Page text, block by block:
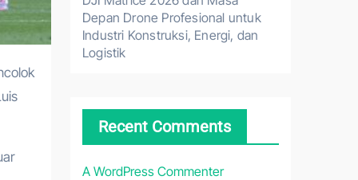
Depan Drone Profesional untuk
Industri Konstruksi, Energi, dan
Logistik
Recent Comments
A WordPress Commenter